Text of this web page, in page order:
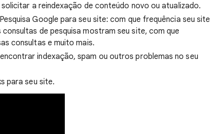
a reindexação de conteúdo novo ou atualizado.
Google para seu site: com que frequência seu site
de pesquisa mostram seu site, com que
consultas e muito mais.
indexação, spam ou outros problemas no seu
para seu site.